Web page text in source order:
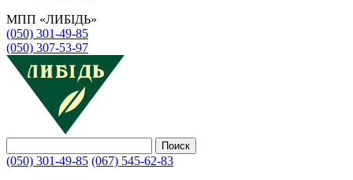
МПП «ЛИБІДЬ»
(050) 301-49-85
(050) 307-53-97
Поиск
(050) 301-49-85 (067) 545-62-83